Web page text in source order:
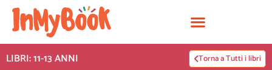
Vai
contenuto
LIBRI: 11-13 ANNI Torna a Tutti i libri